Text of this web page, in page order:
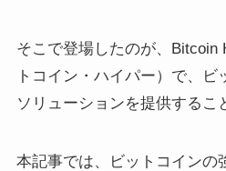
そこで登場したのが、Bitcoin
トコイン・ハイパー）で、
ソリューションを提供するこ
本記事では、ビットコインの